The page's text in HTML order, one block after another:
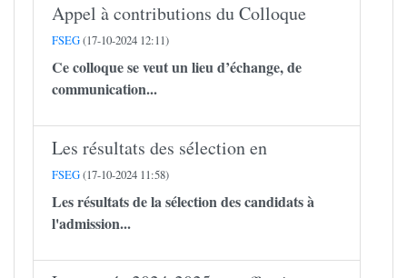
Appel à contributions du Colloque
FSEG(17-10-2024 12:11)
Ce colloque se veut un lieu d’échange, de
communication...
Les résultats des sélection en
FSEG(17-10-2024 11:58)
Les résultats de la sélection des candidats à
l'admission...